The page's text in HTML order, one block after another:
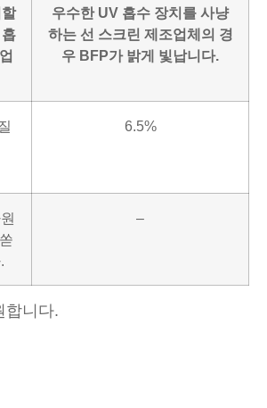
우수한 UV 흡수 장치를 사냥
하는 선 스크린 제조업체의 경
우 BFP가 밝게 빛납니다.
6.5%
–
합니다.